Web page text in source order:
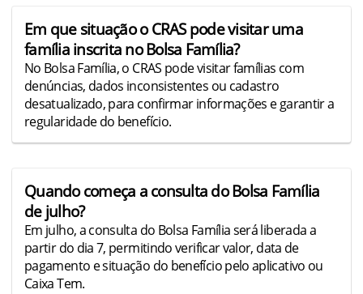
Em que situação o CRAS pode visitar uma
família inscrita no Bolsa Família?
No Bolsa Família, o CRAS pode visitar famílias com
denúncias, dados inconsistentes ou cadastro
desatualizado, para confirmar informações e garantir a
regularidade do benefício.
Quando começa a consulta do Bolsa Família
de julho?
Em julho, a consulta do Bolsa Família será liberada a
partir do dia 7, permitindo verificar valor, data de
pagamento e situação do benefício pelo aplicativo ou
Caixa Tem.